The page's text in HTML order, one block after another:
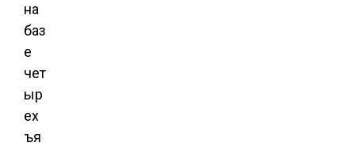
на
баз
е
чет
ыр
ех
ъя